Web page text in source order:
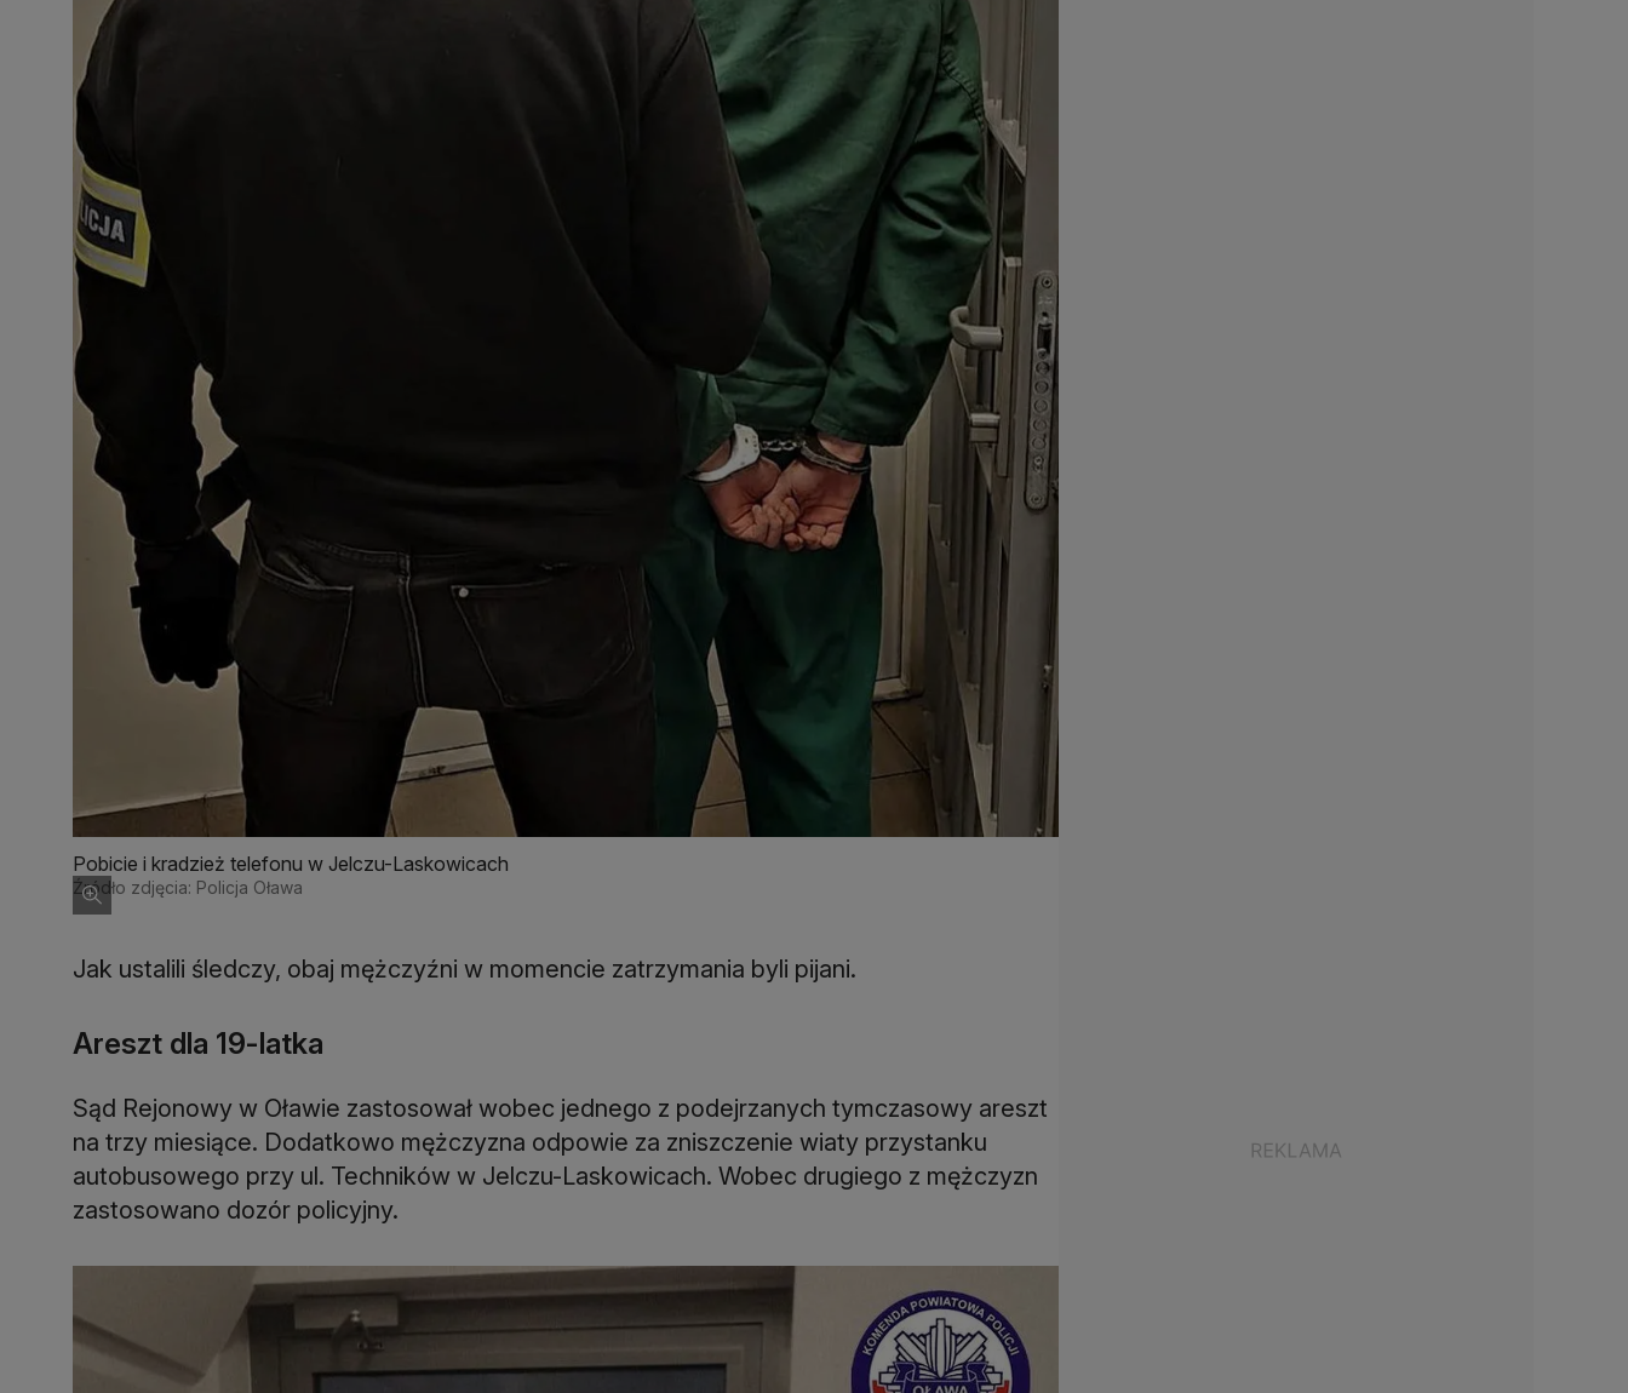
Pobicie i kradzież telefonu w Jelczu-Laskowicach
Źródło zdjęcia: Policja Oława
Jak ustalili śledczy, obaj mężczyźni w momencie zatrzymania byli pijani.
Areszt dla 19-latka
Sąd Rejonowy w Oławie zastosował wobec jednego z podejrzanych tymczasowy areszt
na trzy miesiące. Dodatkowo mężczyzna odpowie za zniszczenie wiaty przystanku
autobusowego przy ul. Techników w Jelczu-Laskowicach. Wobec drugiego z mężczyzn
zastosowano dozór policyjny.